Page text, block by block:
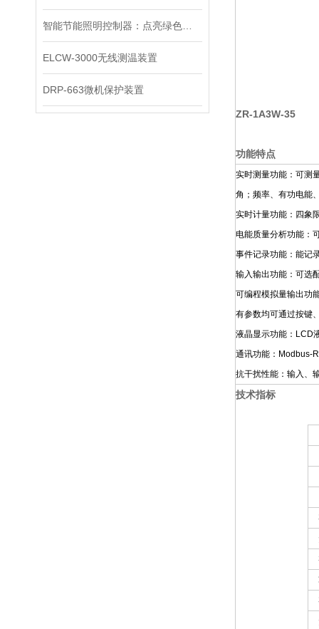
ELCW-3000无线测温装置
DRP-663微机保护装置
ZR-1A3W-35
功能特点
实时测量功能：可测
角；频率、有功电能
实时计量功能：四象
电能质量分析功能：
事件记录功能：能记
输入输出功能：可选
可编程模拟量输出功
有参数均可通过按键
液晶显示功能：LCD
通讯功能：Modbus-
抗干扰性能：输入、
技术指标